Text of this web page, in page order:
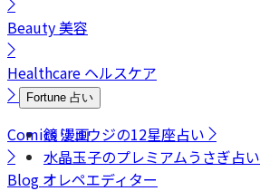
Beauty美容
Healthcare ヘルスケア
Fortune 占い
鏡リュウジの12星座占い
水晶玉子のプレミアムうさぎ占い
Comics漫画
Blog オレペエディター